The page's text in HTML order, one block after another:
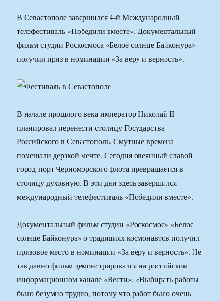
В Севастополе завершился 4-й Международный
телефестиваль «Победили вместе». Документальный
фильм студии Роскосмоса «Белое солнце Байконура»
получил приз в номинации «За веру и верность».
В начале прошлого века император Николай II
планировал перенести столицу Государства
Российского в Севастополь. Смутные времена
помешали дерзкой мечте. Сегодня овеянный славой
город-порт Черноморского флота превращается в
столицу духовную. В эти дни здесь завершился
международный телефестиваль «Победили вместе».
Документальный фильм студии «Роскосмос» «Белое
солнце Байконура» о традициях космонавтов получил
призовое место в номинации «За веру и верность». Не
так давно фильм демонстрировался на российском
информационном канале «Вести». «Выбирать работы
было безумно трудно, потому что работ было очень